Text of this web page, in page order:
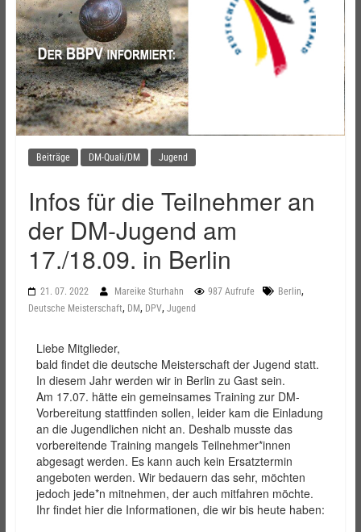
Beiträge DM-Quali/DM Jugend
Infos für die Teilnehmer an
der DM-Jugend am
17./18.09. in Berlin
21. 07. 2022 Mareike Sturhahn 987 Aufrufe Berlin,
Deutsche Meisterschaft, DM, DPV, Jugend
Liebe Mitglieder,
bald findet die deutsche Meisterschaft der Jugend statt.
In diesem Jahr werden wir in Berlin zu Gast sein.
Am 17.07. hätte ein gemeinsames Training zur DM-
Vorbereitung stattfinden sollen, leider kam die Einladung
an die Jugendlichen nicht an. Deshalb musste das
vorbereitende Training mangels Teilnehmer*innen
abgesagt werden. Es kann auch kein Ersatztermin
angeboten werden. Wir bedauern das sehr, möchten
jedoch jede*n mitnehmen, der auch mitfahren möchte.
Ihr findet hier die Informationen, die wir bis heute haben: